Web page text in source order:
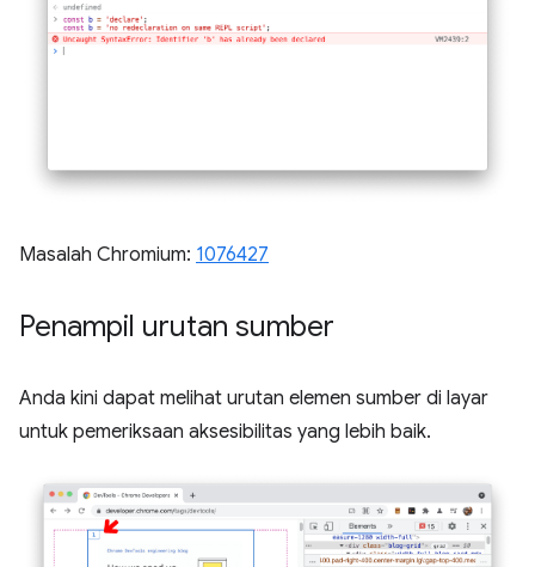
Masalah Chromium: 1076427
Penampil urutan sumber
Anda kini dapat melihat urutan elemen sumber di layar
untuk pemeriksaan aksesibilitas yang lebih baik.